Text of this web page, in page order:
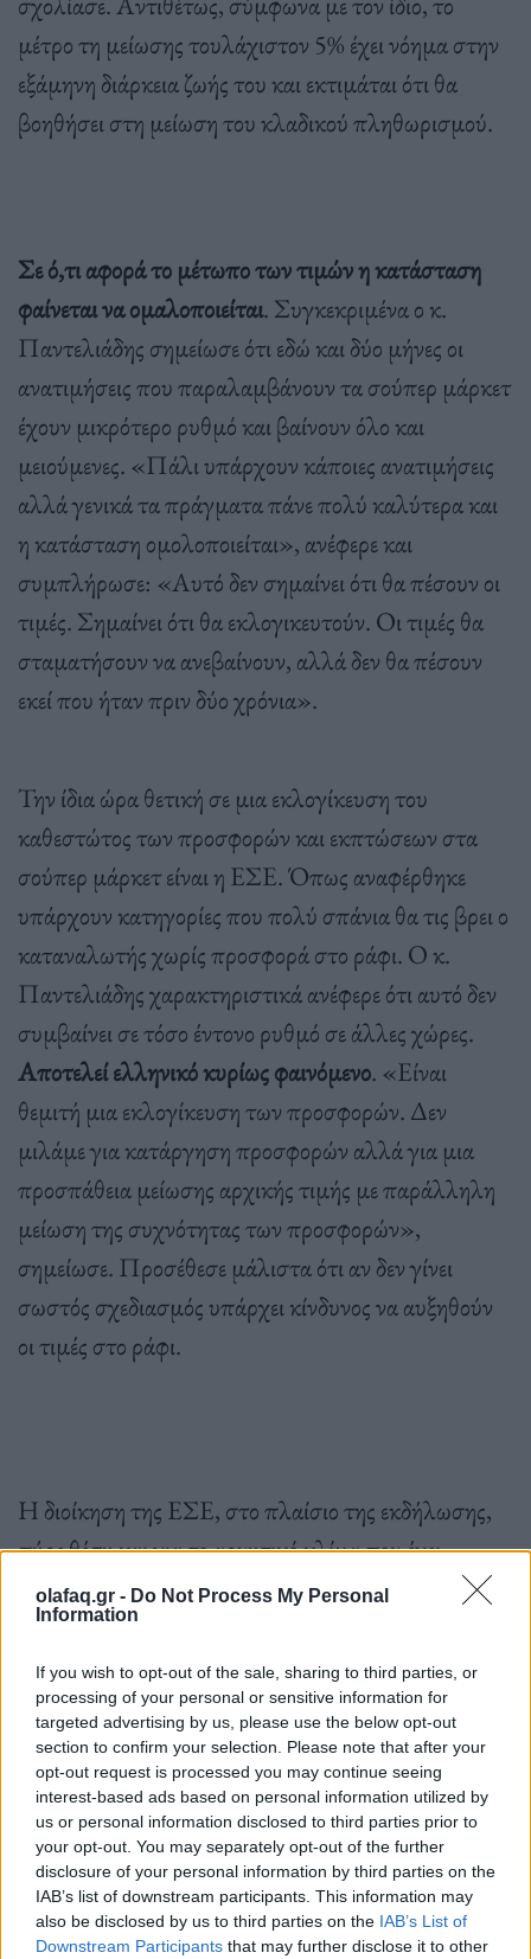
olafaq.gr - Do Not Process My Personal
Information
If you wish to opt-out of the sale, sharing to third parties, or
processing of your personal or sensitive information for
targeted advertising by us, please use the below opt-out
section to confirm your selection. Please note that after your
opt-out request is processed you may continue seeing
interest-based ads based on personal information utilized by
us or personal information disclosed to third parties prior to
your opt-out. You may separately opt-out of the further
disclosure of your personal information by third parties on the
IAB’s list of downstream participants. This information may
also be disclosed by us to third parties on the IAB’s List of
Downstream Participants that may further disclose it to other
μέτρο τη μείωσης τουλάχιστον 5% έχει νόημα στην
εξάμηνη διάρκεια ζωής του και εκτιμάται ότι θα
βοηθήσει στη μείωση του κλαδικού πληθωρισμού.
Σε ό,τι αφορά το μέτωπο των τιμών η κατάσταση
φαίνεται να ομαλοποιείται. Συγκεκριμένα ο κ.
Παντελιάδης σημείωσε ότι εδώ και δύο μήνες οι
ανατιμήσεις που παραλαμβάνουν τα σούπερ μάρκετ
έχουν μικρότερο ρυθμό και βαίνουν όλο και
μειούμενες. «Πάλι υπάρχουν κάποιες ανατιμήσεις
αλλά γενικά τα πράγματα πάνε πολύ καλύτερα και
η κατάσταση ομολοποιείται», ανέφερε και
συμπλήρωσε: «Αυτό δεν σημαίνει ότι θα πέσουν οι
τιμές. Σημαίνει ότι θα εκλογικευτούν. Οι τιμές θα
σταματήσουν να ανεβαίνουν, αλλά δεν θα πέσουν
εκεί που ήταν πριν δύο χρόνια».
Την ίδια ώρα θετική σε μια εκλογίκευση του
καθεστώτος των προσφορών και εκπτώσεων στα
σούπερ μάρκετ είναι η ΕΣΕ. Όπως αναφέρθηκε
υπάρχουν κατηγορίες που πολύ σπάνια θα τις βρει ο
καταναλωτής χωρίς προσφορά στο ράφι. Ο κ.
Παντελιάδης χαρακτηριστικά ανέφερε ότι αυτό δεν
συμβαίνει σε τόσο έντονο ρυθμό σε άλλες χώρες.
Αποτελεί ελληνικό κυρίως φαινόμενο. «Είναι
θεμιτή μια εκλογίκευση των προσφορών. Δεν
μιλάμε για κατάργηση προσφορών αλλά για μια
προσπάθεια μείωσης αρχικής τιμής με παράλληλη
μείωση της συχνότητας των προσφορών»,
σημείωσε. Προσέθεσε μάλιστα ότι αν δεν γίνει
σωστός σχεδιασμός υπάρχει κίνδυνος να αυξηθούν
οι τιμές στο ράφι.
Η διοίκηση της ΕΣΕ, στο πλαίσιο της εκδήλωσης,
πήρε θέση και για το αρνητικό κλίμα που έχει
δημιουργηθεί για τα σούπερ μάρκετ περί
αισχροκέρδειας καθώς δημιουργείται υπερβολή και
ενοχοποιούνται ολόκληροι κλάδοι. Ο κ.
Παντελιάδης επεσήμανε ότιόσο περισσότερο
γίνονται συζητήσεις από τη δημόσια διοίκηση για
πρόστιμα και ελέγχους, τόσο περισσότερο οι
καταναλωτές κατηγορούν το σύνολο του κλάδου για
αισχροκέρδεια. Μάλιστα, τόνισε ότι η λιανική τιμή
ενός προϊόντος διαμορφώνεται από την τιμή της
αγοράς, το μικτό περιθώριο κέρδους και τον ΦΠΑ